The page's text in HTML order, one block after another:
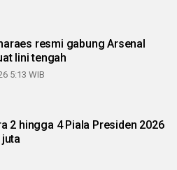
resmi gabung Arsenal
lini tengah
5:13 WIB
2 hingga 4 Piala Presiden 2026